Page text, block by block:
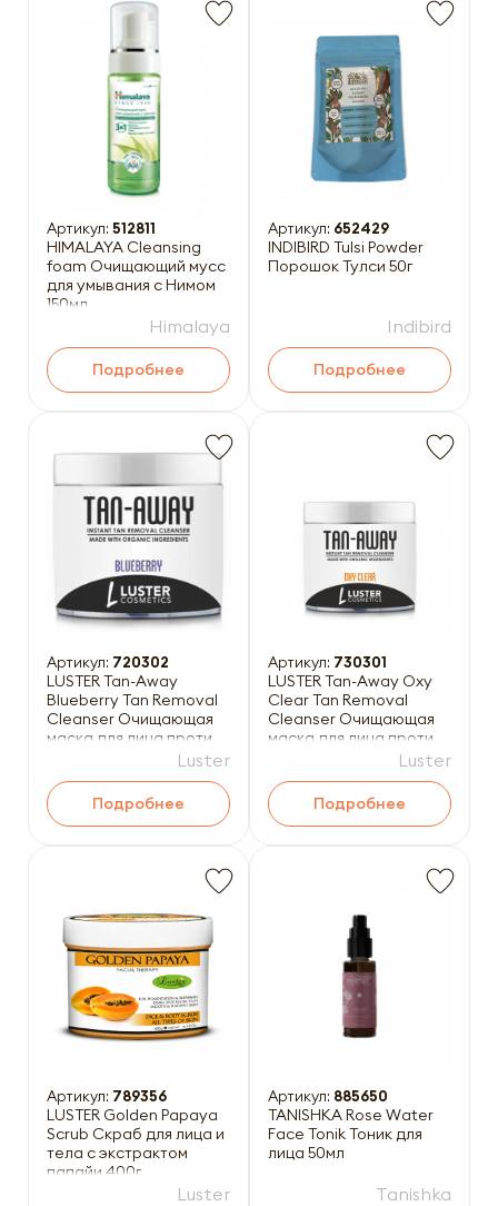
Артикул: 512811
HIMALAYA Cleansing
foam Очищающий мусс
для умывания с Нимом
150мл
Himalaya
Подробнее
Артикул: 652429
INDIBIRD Tulsi Powder
Порошок Тулси 50г
Indibird
Подробнее
Артикул: 720302
LUSTER Tan-Away
Blueberry Tan Removal
Cleanser Очищающая
маска для лица против
загара с экстрактом ч
Luster
Подробнее
Артикул: 730301
LUSTER Tan-Away Oxy
Clear Tan Removal
Cleanser Очищающая
маска для лица против
загара с мёдом и Алоэ
Luster
Подробнее
Артикул: 789356
LUSTER Golden Papaya
Scrub Скраб для лица и
тела с экстрактом
папайи 400г
Luster
Артикул: 885650
TANISHKA Rose Water
Face Tonik Тоник для
лица 50мл
Tanishka